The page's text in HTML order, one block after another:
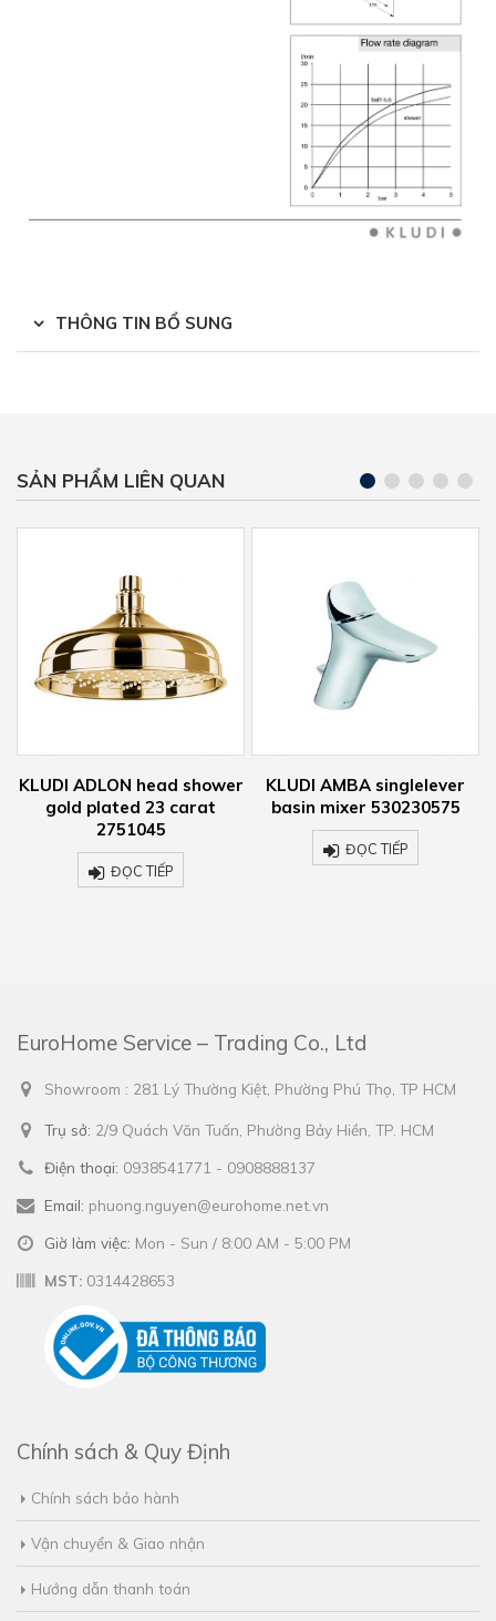
THÔNG TIN BỔ SUNG
SẢN PHẨM LIÊN QUAN
head shower
23 carat
KLUDI AMBA singlelever
basin mixer 530230575
KLUDI
gold
EuroHome Service – Trading Co., Ltd
Showroom : 281 Lý Thường Kiệt, Phường Phú Thọ, TP HCM
Trụ sở: 2/9 Quách Văn Tuấn, Phường Bảy Hiền, TP. HCM
Điện thoại: 0938541771 - 0908888137
Email: phuong.nguyen@eurohome.net.vn
Giờ làm việc: Mon - Sun / 8:00 AM - 5:00 PM
MST: 0314428653
Chính sách & Quy Định
Chính sách bảo hành
Vận chuyển & Giao nhận
Hướng dẫn thanh toán